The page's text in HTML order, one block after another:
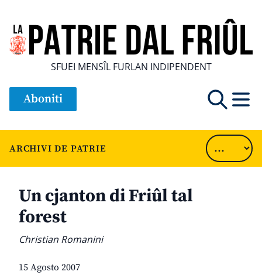
SFUEI MENSÎL FURLAN INDIPENDENT
Aboniti
ARCHIVI DE PATRIE
Un cjanton di Friûl tal
forest
Christian Romanini
15 Agosto 2007